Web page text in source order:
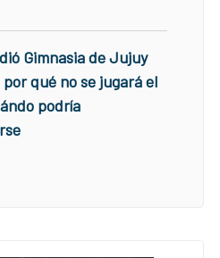
Gimnasia de Jujuy
qué no se jugará el
podría